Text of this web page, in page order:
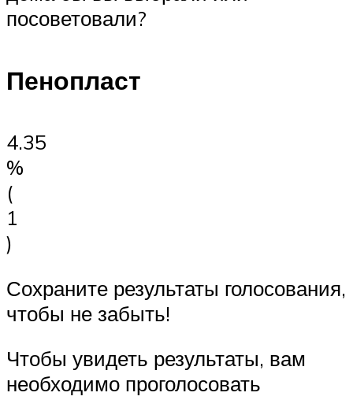
посоветовали?
Пенопласт
4.35
%
(
1
)
Сохраните результаты голосования,
чтобы не забыть!
Чтобы увидеть результаты, вам
необходимо проголосовать